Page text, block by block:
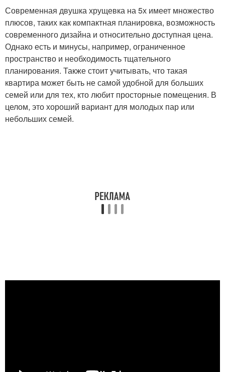
Современная двушка хрущевка на 5х имеет множество
плюсов, таких как компактная планировка, возможность
современного дизайна и относительно доступная цена.
Однако есть и минусы, например, ограниченное
пространство и необходимость тщательного
планирования. Также стоит учитывать, что такая
квартира может быть не самой удобной для больших
семей или для тех, кто любит просторные помещения. В
целом, это хороший вариант для молодых пар или
небольших семей.